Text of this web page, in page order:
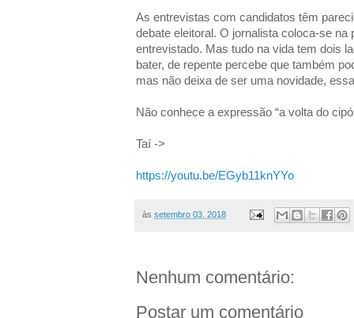
As entrevistas com candidatos têm
debate eleitoral. O jornalista coloca-se
entrevistado. Mas tudo na vida tem dois
bater, de repente percebe que também
mas não deixa de ser uma novidade,
Não conhece a expressão “a volta do
Taí ->
https://youtu.be/EGyb11knYYo
às setembro 03, 2018
Nenhum comentário:
Postar um comentário